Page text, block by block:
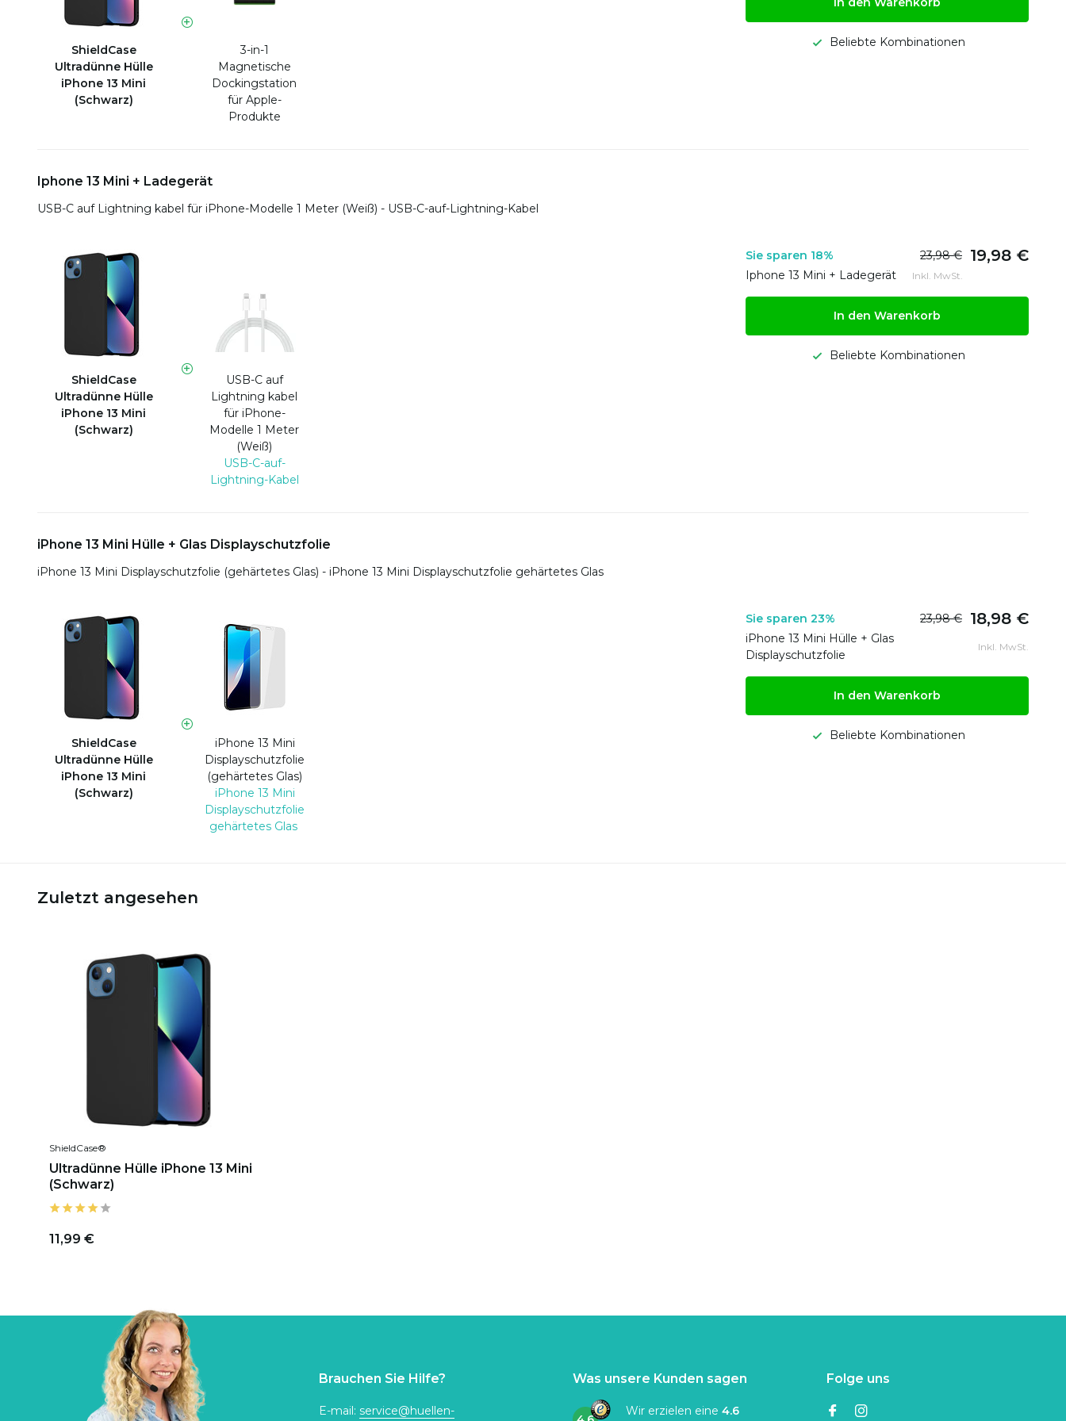
ShieldCase
Ultradünne Hülle
iPhone 13 Mini
(Schwarz)
3-in-1
Magnetische
Dockingstation
für Apple-
Produkte
Beliebte Kombinationen
Iphone 13 Mini + Ladegerät
USB-C auf Lightning kabel für iPhone-Modelle 1 Meter (Weiß) - USB-C-auf-Lightning-Kabel
ShieldCase
Ultradünne Hülle
iPhone 13 Mini
(Schwarz)
USB-C auf
Lightning kabel
für iPhone-
Modelle 1 Meter
(Weiß)
USB-C-auf-
Lightning-Kabel
Sie sparen 18% 23,98 € 19,98 €
Iphone 13 Mini + Ladegerät Inkl. MwSt.
In den Warenkorb
Beliebte Kombinationen
iPhone 13 Mini Hülle + Glas Displayschutzfolie
iPhone 13 Mini Displayschutzfolie (gehärtetes Glas) - iPhone 13 Mini Displayschutzfolie gehärtetes Glas
ShieldCase
Ultradünne Hülle
iPhone 13 Mini
(Schwarz)
iPhone 13 Mini
Displayschutzfolie
(gehärtetes Glas)
iPhone 13 Mini
Displayschutzfolie
gehärtetes Glas
Sie sparen 23% 23,98 € 18,98 €
iPhone 13 Mini Hülle + Glas
Displayschutzfolie
Inkl. MwSt.
In den Warenkorb
Beliebte Kombinationen
Zuletzt angesehen
ShieldCase®
Ultradünne Hülle iPhone 13 Mini
(Schwarz)
11,99 €
Brauchen Sie Hilfe?
E-mail: service@huellen-
Was unsere Kunden sagen
Wir erzielen eine 4.6
Folge uns